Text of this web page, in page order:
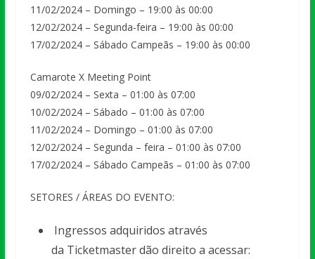
11/02/2024 – Domingo – 19:00 às 00:00
12/02/2024 – Segunda-feira – 19:00 às 00:00
17/02/2024 – Sábado Campeãs – 19:00 às 00:00
Camarote X Meeting Point
09/02/2024 – Sexta – 01:00 às 07:00
10/02/2024 – Sábado – 01:00 às 07:00
11/02/2024 – Domingo – 01:00 às 07:00
12/02/2024 – Segunda – feira – 01:00 às 07:00
17/02/2024 – Sábado Campeãs – 01:00 às 07:00
SETORES / ÁREAS DO EVENTO:
Ingressos adquiridos através
da Ticketmaster dão direito a acessar: